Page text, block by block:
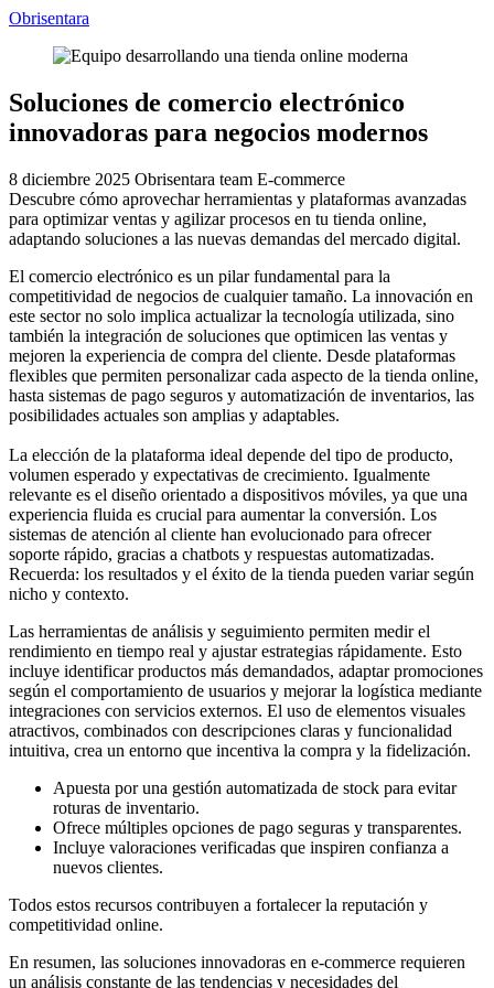
Obrisentara
Soluciones de comercio electrónico
innovadoras para negocios modernos
8 diciembre 2025 Obrisentara team E-commerce
Descubre cómo aprovechar herramientas y plataformas avanzadas
para optimizar ventas y agilizar procesos en tu tienda online,
adaptando soluciones a las nuevas demandas del mercado digital.
El comercio electrónico es un pilar fundamental para la
competitividad de negocios de cualquier tamaño. La innovación en
este sector no solo implica actualizar la tecnología utilizada, sino
también la integración de soluciones que optimicen las ventas y
mejoren la experiencia de compra del cliente. Desde plataformas
flexibles que permiten personalizar cada aspecto de la tienda online,
hasta sistemas de pago seguros y automatización de inventarios, las
posibilidades actuales son amplias y adaptables.
La elección de la plataforma ideal depende del tipo de producto,
volumen esperado y expectativas de crecimiento. Igualmente
relevante es el diseño orientado a dispositivos móviles, ya que una
experiencia fluida es crucial para aumentar la conversión. Los
sistemas de atención al cliente han evolucionado para ofrecer
soporte rápido, gracias a chatbots y respuestas automatizadas.
Recuerda: los resultados y el éxito de la tienda pueden variar según
nicho y contexto.
Las herramientas de análisis y seguimiento permiten medir el
rendimiento en tiempo real y ajustar estrategias rápidamente. Esto
incluye identificar productos más demandados, adaptar promociones
según el comportamiento de usuarios y mejorar la logística mediante
integraciones con servicios externos. El uso de elementos visuales
atractivos, combinados con descripciones claras y funcionalidad
intuitiva, crea un entorno que incentiva la compra y la fidelización.
Apuesta por una gestión automatizada de stock para evitar
roturas de inventario.
Ofrece múltiples opciones de pago seguras y transparentes.
Incluye valoraciones verificadas que inspiren confianza a
nuevos clientes.
Todos estos recursos contribuyen a fortalecer la reputación y
competitividad online.
En resumen, las soluciones innovadoras en e-commerce requieren
un análisis constante de las tendencias y necesidades del